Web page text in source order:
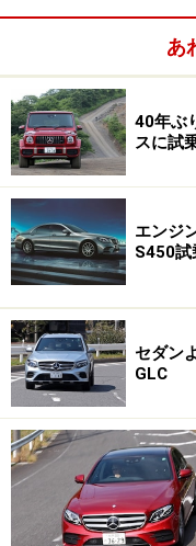
次ペ
※記事内容は執筆時点の
い。
あ
40年ぶ
スに試
エンジ
S450試
セダン
GLC